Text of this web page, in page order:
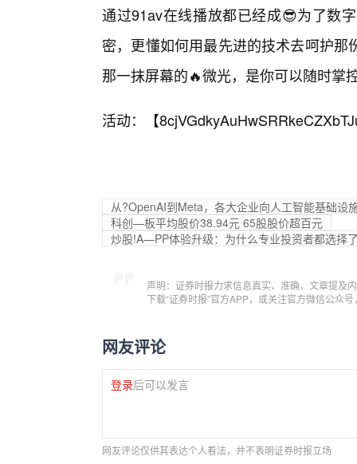
通过91av在线播放都已经成😎为了数
密，更懂如何用最先进的技术去呵护
那一抹屏幕的🔥微光，是你可以随时掌
活动：【
从?OpenAI到Meta，各大企业向人工智能基础设
科创—板平均股价38.94元 65股股价超百元
炒股!A—PP体验升级：为什么专业投资者都选择
声明：证券时报力求信息真实、准确，文章提及
下载“证券时报”官方APP，或关注官方微信公众
网友评论
登录后可以发言
网友评论仅供其表达个人看法，并不表明证券时报立场